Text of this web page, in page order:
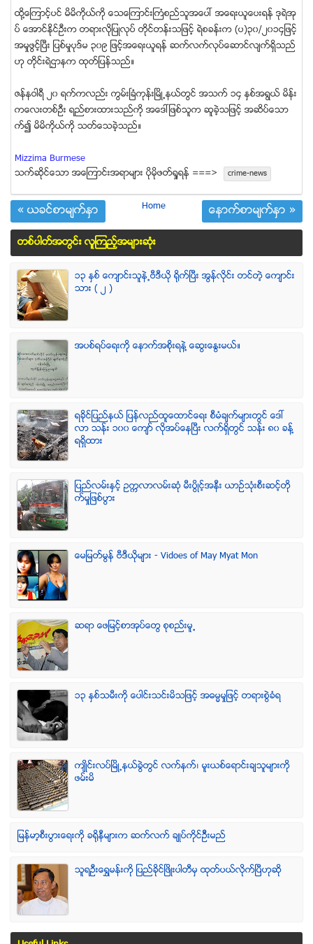
ထုိ႔ေၾကာင့္ပင္ မိမိကိုယ္ကို ေသေၾကာင္းႀကံစည္သူအေပၚ အေရးယူေပးရန္ ဒုရဲအု
ပ္ ေအာင္ႏိုင္ဦးက တရားလိုျပဳလုပ္ တိုင္တန္းသျဖင့္ ရဲစခန္းက (ပ)၃၀/၂၀၁၄ျဖင့္
အမႈဖြင့္ၿပီး ျပစ္မႈပုဒ္မ ၃၀၉ ျဖင့္အေရးယူရန္ ဆက္လက္လုပ္ေဆာင္လ်က္ရွိသည္
ဟု တုိင္းရဲဌာနက ထုတ္ျပန္သည္။
ဇန္နဝါရီ ၂၀ ရက္ကလည္း ကြမ္းၿခံကုန္းၿမိဳ႕နယ္တြင္ အသက္ ၁၄ ႏွစ္အရြယ္ မိန္း
ကေလးတစ္ဦး ရည္စားထားသည္ကို အေဒၚျဖစ္သူက ဆူခဲ့သျဖင့္ အဆိပ္ေသာ
က္၍ မိမိကိုယ္ကို သတ္ေသခဲ့သည္။
Mizzima Burmese
သက္ဆုိင္ေသာ အေၾကာင္းအရာမ်ား ပုိမုိဖတ္ရႈရန္ ===>
crime-news
« ယခင္စာမ်က္ႏွာ Home ေနာက္စာမ်က္ႏွာ »
တစ္ပါတ္အတြင္း လူၾကည့္အမ်ားဆံုး
၁၃ ႏွစ္ ေက်ာင္းသူနဲ႕ဗီဒီယို ရိုက္ျပီး အြန္လိုင္း တင္တဲ့ ေက်ာင္း
သား ( ၂ )
အပစ္ရပ္ေရးကို ေနာက္အစိုးရနဲ႔ ေဆြးေႏြးမယ္။
ရခုိင္ျပည္နယ္ ျပန္လည္ထူေထာင္ေရး စီမံခ်က္မ်ားတြင္ ေဒၚ
လာ သန္း ၁၀၀ ေက်ာ္ လုိအပ္ေနၿပီး လက္ရွိတြင္ သန္း ၈၀ ခန္႔
ရရွိထား
ျပည္လမ္းႏွင့္ ဥကၠလာလမ္းဆုံ မီးပြိဳင့္အနီး ယာဥ္သုံးစီးဆင့္တို
က္မႈျဖစ္ပြား
ေမျမတ္မြန္ ဗီဒီယုိမ်ား - Vidoes of May Myat Mon
ဆရာ ေဖျမင့္စာအုပ္ေတြ စုစည္းမူ႕
၁၃ ႏွစ္သမီးကို ေပါင္းသင္းမိသျဖင့္ အဓမၼမႈျဖင့္ တရားစြဲခံရ
က်ဳိင္းလပ္ၿမိဳ႕နယ္ခြဲတြင္ လက္နက္၊ မူးယစ္ေရာင္းခ်သူမ်ားကို
ဖမ္းမိ
ျမန္မာ့စီးပြားေရးကို ခရိုနီမ်ားက ဆက္လက္ ခ်ဳပ္ကိုင္ဥိီးမည္
သူရဦးေရႊမန္းကို ျပည္ခိုင္ျဖိဳးပါတီမွ ထုတ္ပယ္လိုက္ျပီဟုဆို